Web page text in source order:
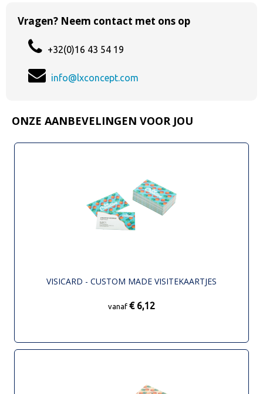
Vragen? Neem contact met ons op
+32(0)16 43 54 19
info@lxconcept.com
ONZE AANBEVELINGEN VOOR JOU
VISICARD - CUSTOM MADE VISITEKAARTJES
vanaf € 6,12